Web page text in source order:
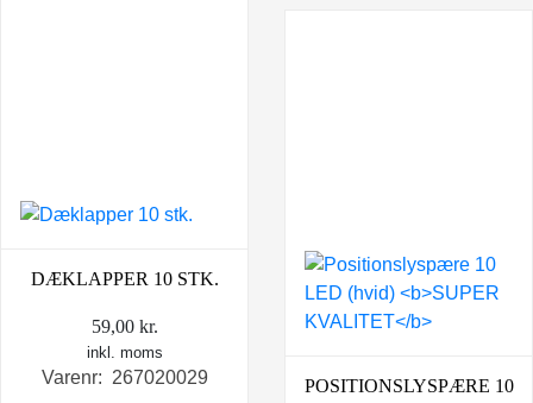
DÆKLAPPER 10 STK.
59,00 kr.
inkl. moms
Varenr: 267020029
POSITIONSLYSPÆRE 10